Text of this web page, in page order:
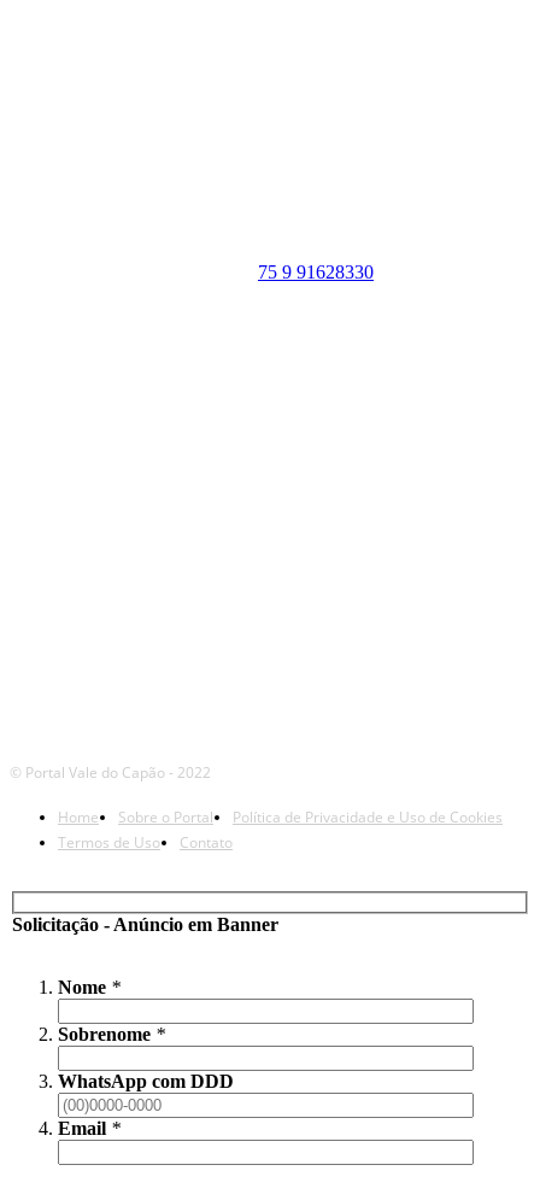
75 9 91628330
© Portal Vale do Capão - 2022
Home Sobre o Portal
Política de Privacidade e Uso de Cookies
Termos de Uso
Contato
Solicitação - Anúncio em Banner
Nome *
Sobrenome *
WhatsApp com DDD
Email *